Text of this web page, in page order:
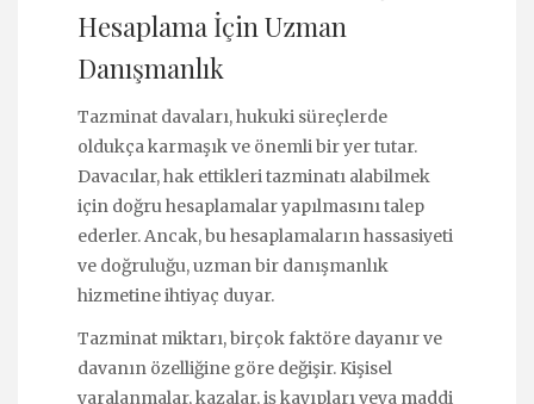
Hesaplama İçin Uzman
Danışmanlık
Tazminat davaları, hukuki süreçlerde
oldukça karmaşık ve önemli bir yer tutar.
Davacılar, hak ettikleri tazminatı alabilmek
için doğru hesaplamalar yapılmasını talep
ederler. Ancak, bu hesaplamaların hassasiyeti
ve doğruluğu, uzman bir danışmanlık
hizmetine ihtiyaç duyar.
Tazminat miktarı, birçok faktöre dayanır ve
davanın özelliğine göre değişir. Kişisel
yaralanmalar, kazalar, iş kayıpları veya maddi